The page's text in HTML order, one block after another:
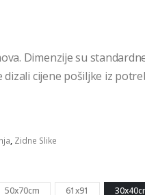
Dimenzije su
cijene pošiljke iz
, Zidne Slike
50x70cm 61x91